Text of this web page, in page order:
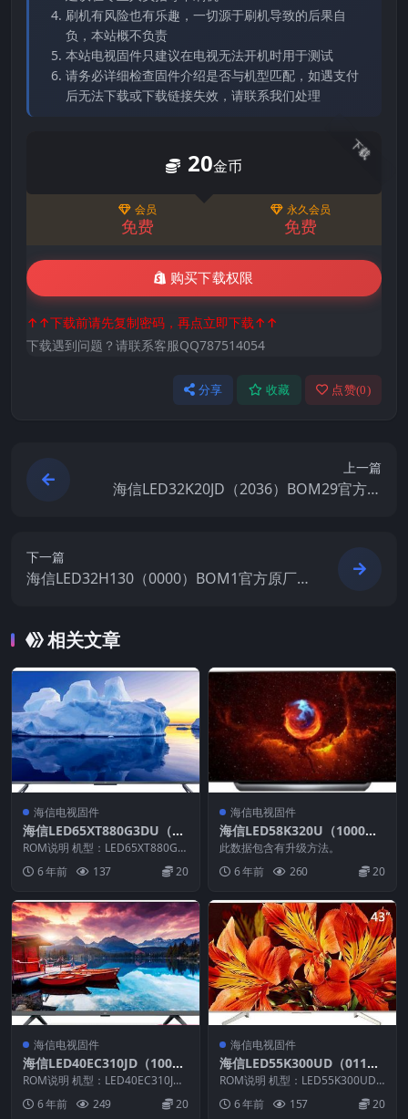
刷机有风险也有乐趣，一切源于刷机导致的后果自
负，本站概不负责
本站电视固件只建议在电视无法开机时用于测试
请务必详细检查固件介绍是否与机型匹配，如遇支付
后无法下载或下载链接失效，请联系我们处理
下载
20金币
会员
免费
永久会员
免费
购买下载权限
↑↑下载前请先复制密码，再点立即下载↑↑
下载遇到问题？请联系客服QQ787514054
分享 收藏 点赞(0)
上一篇
海信LED32K20JD（2036）BOM29官方原
下一篇
海信LED32H130（0000）BOM1官方原厂U
相关文章
海信电视固件
海信LED65XT880G3DU（00
00）BOM1_C007_20130627
官方原厂USB刷机电视固件包
ROM说明 机型：LED65XT880G3
M：...6 年前 137 20
海信电视固件
海信LED58K320U（1000）
BOM2原装救砖刷机电视固件
包
此数据包含有升级方法。
6 年前
260 20
海信电视固件
海信LED40EC310JD（100
0）BOM21 官方原厂USB刷
机电视固件包
ROM说明 机型：LED40EC310JD
固件版本：（1000） BOM：21...
6 年前 249 20
海信电视固件
海信LED55K300UD（011
b）BOM9_C004_20160528
官方原厂USB刷机电视固件包
ROM说明 机型：LED55K300UD
固件版本：（011b） BOM：9
海...6 年前 157 20